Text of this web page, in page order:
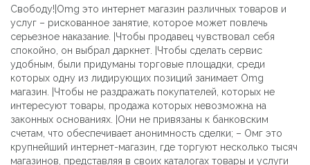
Свободу!|Omg это интернет магазин различных товаров и
услуг – рискованное занятие, которое может повлечь
серьезное наказание. |Чтобы продавец чувствовал себя
спокойно, он выбрал даркнет. |Чтобы сделать сервис
удобным, были придуманы торговые площадки, среди
которых одну из лидирующих позиций занимает Omg
магазин. |Чтобы не раздражать покупателей, которых не
интересуют товары, продажа которых невозможна на
законных основаниях. |Они не привязаны к банковским
счетам, что обеспечивает анонимность сделки; – Омг это
крупнейший интернет-магазин, где торгуют несколько тысяч
магазинов, представляя в своих каталогах товары и услуги